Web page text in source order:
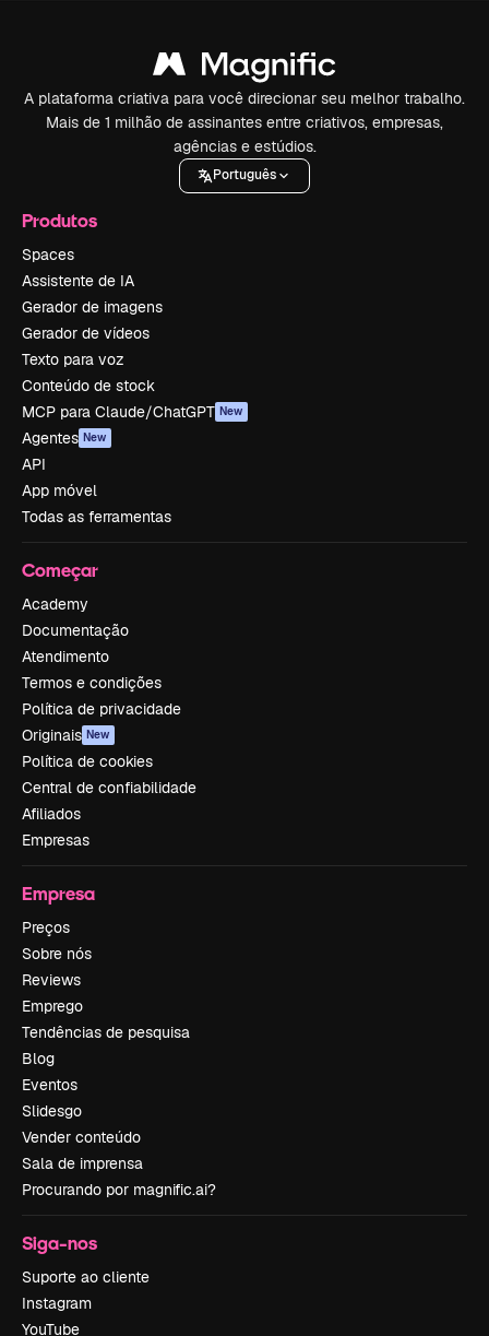
A plataforma criativa para você direcionar seu melhor trabalho.
Mais de 1 milhão de assinantes entre criativos, empresas,
agências e estúdios.
Português
Produtos
Spaces
Assistente de IA
Gerador de imagens
Gerador de vídeos
Texto para voz
Conteúdo de stock
MCP para Claude/ChatGPT New
Agentes New
API
App móvel
Todas as ferramentas
Começar
Academy
Documentação
Atendimento
Termos e condições
Política de privacidade
Originais New
Política de cookies
Central de confiabilidade
Afiliados
Empresas
Empresa
Preços
Sobre nós
Reviews
Emprego
Tendências de pesquisa
Blog
Eventos
Slidesgo
Vender conteúdo
Sala de imprensa
Procurando por magnific.ai?
Siga-nos
Suporte ao cliente
Instagram
YouTube